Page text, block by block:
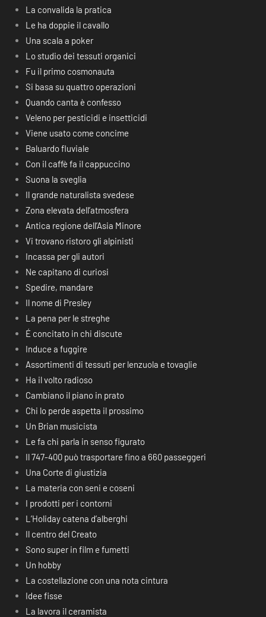
La convalida la pratica
Le ha doppie il cavallo
Una scala a poker
Lo studio dei tessuti organici
Fu il primo cosmonauta
Si basa su quattro operazioni
Quando canta è confesso
Veleno per pesticidi e insetticidi
Viene usato come concime
Baluardo fluviale
Con il caffè fa il cappuccino
Suona la sveglia
Il grande naturalista svedese
Zona elevata dell’atmosfera
Antica regione dell’Asia Minore
Vi trovano ristoro gli alpinisti
Incassa per gli autori
Ne capitano di curiosi
Spedire, mandare
Il nome di Presley
La pena per le streghe
É concitato in chi discute
Induce a fuggire
Assortimenti di tessuti per lenzuola e tovaglie
Ha il volto radioso
Cambiano il piano in prato
Chi lo perde aspetta il prossimo
Un Brian musicista
Le fa chi parla in senso figurato
Il 747-400 può trasportare fino a 660 passeggeri
Una Corte di giustizia
La materia con seni e coseni
I prodotti per i contorni
L’Holiday catena d’alberghi
Il centro del Creato
Sono super in film e fumetti
Un hobby
La costellazione con una nota cintura
Idee fisse
La lavora il ceramista